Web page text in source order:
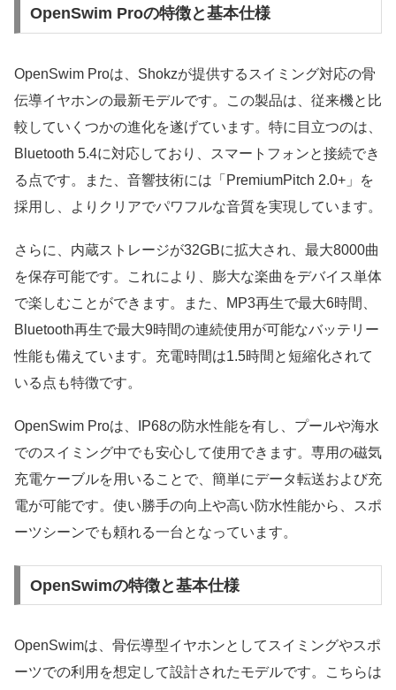
OpenSwim Proの特徴と基本仕様
OpenSwim Proは、Shokzが提供するスイミング対応の骨
伝導イヤホンの最新モデルです。この製品は、従来機と比
較していくつかの進化を遂げています。特に目立つのは、
Bluetooth 5.4に対応しており、スマートフォンと接続でき
る点です。また、音響技術には「PremiumPitch 2.0+」を
採用し、よりクリアでパワフルな音質を実現しています。
さらに、内蔵ストレージが32GBに拡大され、最大8000曲
を保存可能です。これにより、膨大な楽曲をデバイス単体
で楽しむことができます。また、MP3再生で最大6時間、
Bluetooth再生で最大9時間の連続使用が可能なバッテリー
性能も備えています。充電時間は1.5時間と短縮化されて
いる点も特徴です。
OpenSwim Proは、IP68の防水性能を有し、プールや海水
でのスイミング中でも安心して使用できます。専用の磁気
充電ケーブルを用いることで、簡単にデータ転送および充
電が可能です。使い勝手の向上や高い防水性能から、スポ
ーツシーンでも頼れる一台となっています。
OpenSwimの特徴と基本仕様
OpenSwimは、骨伝導型イヤホンとしてスイミングやスポ
ーツでの利用を想定して設計されたモデルです。こちらは